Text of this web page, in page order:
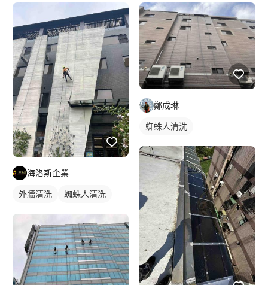
海洛斯企業
外牆清洗 蜘蛛人清洗
鄭成琳
蜘蛛人清洗